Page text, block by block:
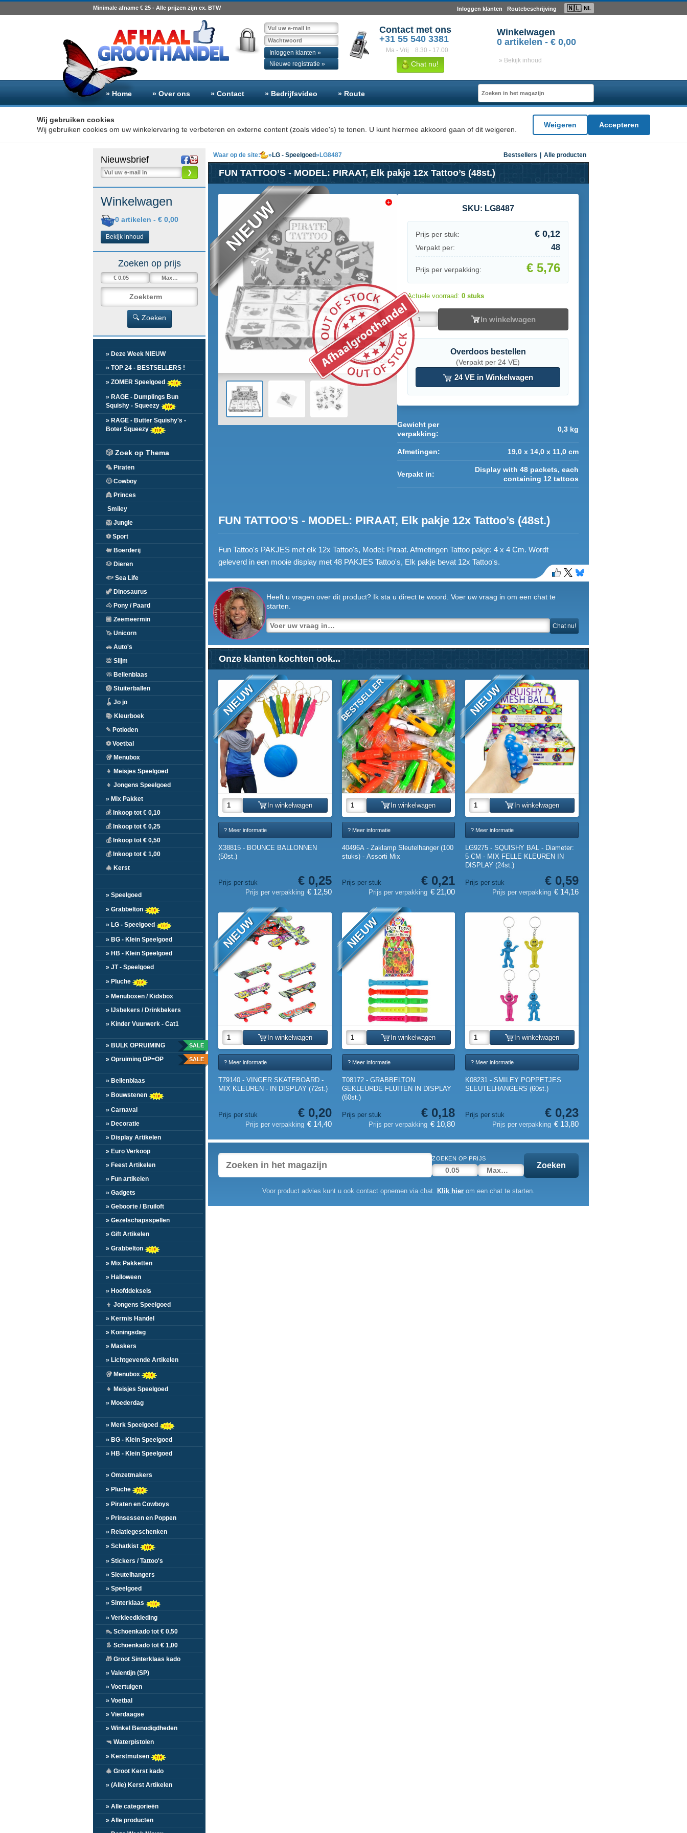
Minimale afname € 25 - Alle prijzen zijn ex. BTW Inloggen klanten Routebeschrijving 🇳🇱 NL
Inloggen klanten »
Nieuwe registratie »
Contact met ons
+31 55 540 3381
Ma - Vrij 8.30 - 17.00
Chat nu!
Winkelwagen
0 artikelen - € 0,00
» Bekijk inhoud
» Home » Over ons » Contact » Bedrijfsvideo » Route
Wij gebruiken cookies
Wij gebruiken cookies om uw winkelervaring te verbeteren en externe content (zoals video's) te tonen. U kunt hiermee akkoord gaan of dit weigeren.
Weigeren Accepteren
Nieuwsbrief
❯
Winkelwagen
0 artikelen - € 0,00
Bekijk inhoud
Zoeken op prijs
🔍 Zoeken
» Deze Week NIEUW
» TOP 24 - BESTSELLERS !
» ZOMER Speelgoed
» RAGE - Dumplings Bun
Squishy - Squeezy
» RAGE - Butter Squishy's -
Boter Squeezy
🎲 Zoek op Thema
🦜 Piraten
🤠Cowboy
👸 Princes
Smiley
🦁 Jungle
⚽Sport
🐖 Boerderij
🐶 Dieren
🐟 Sea Life
🦖 Dinosaurus
🐴 Pony / Paard
🏽 Zeemeermin
🦄 Unicorn
🚗 Auto's
💩 Slijm
🧼 Bellenblaas
🏐 Stuiterballen
🪀 Jo jo
📚 Kleurboek
✎ Potloden
⚽Voetbal
🥡 Menubox
👧 Meisjes Speelgoed
👦 Jongens Speelgoed
» Mix Pakket
💰Inkoop tot € 0,10
💰Inkoop tot € 0,25
💰Inkoop tot € 0,50
💰Inkoop tot € 1,00
🎄 Kerst
» Speelgoed
» Grabbelton
» LG - Speelgoed
» BG - Klein Speelgoed
» HB - Klein Speelgoed
» JT - Speelgoed
» Pluche
» Menuboxen / Kidsbox
» IJsbekers / Drinkbekers
» Kinder Vuurwerk - Cat1
» BULK OPRUIMING SALE
» Opruiming OP=OP SALE
» Bellenblaas
» Bouwstenen
» Carnaval
» Decoratie
» Display Artikelen
» Euro Verkoop
» Feest Artikelen
» Fun artikelen
» Gadgets
» Geboorte / Bruiloft
» Gezelschapsspellen
» Gift Artikelen
» Grabbelton
» Mix Pakketten
» Halloween
» Hoofddeksels
👦 Jongens Speelgoed
» Kermis Handel
» Koningsdag
» Maskers
» Lichtgevende Artikelen
🥡 Menubox
👧 Meisjes Speelgoed
» Moederdag
» Merk Speelgoed
» BG - Klein Speelgoed
» HB - Klein Speelgoed
» Omzetmakers
» Pluche
» Piraten en Cowboys
» Prinsessen en Poppen
» Relatiegeschenken
» Schatkist
» Stickers / Tattoo's
» Sleutelhangers
» Speelgoed
» Sinterklaas
» Verkleedkleding
👠 Schoenkado tot € 0,50
👢 Schoenkado tot € 1,00
🎁 Groot Sinterklaas kado
» Valentijn (SP)
» Voertuigen
» Voetbal
» Vierdaagse
» Winkel Benodigdheden
🔫 Waterpistolen
» Kerstmutsen
🎄 Groot Kerst kado
» (Alle) Kerst Artikelen
» Alle categorieën
» Alle producten
Waar op de site: » LG - Speelgoed» LG8487 Bestsellers Alle producten
FUN TATTOO’S - MODEL: PIRAAT, Elk pakje 12x Tattoo’s (48st.)
NIEUW
Download Zip
SKU: LG8487
Prijs per stuk: € 0,12
Verpakt per: 48
Prijs per verpakking: € 5,76
Actuele voorraad: 0 stuks
In winkelwagen
Overdoos bestellen
(Verpakt per 24 VE)
24 VE in Winkelwagen
Gewicht per
verpakking:
0,3 kg
Afmetingen: 19,0 x 14,0 x 11,0 cm
Verpakt in:
Display with 48 packets, each
containing 12 tattoos
FUN TATTOO’S - MODEL: PIRAAT, Elk pakje 12x Tattoo’s (48st.)
Fun Tattoo's PAKJES met elk 12x Tattoo's, Model: Piraat. Afmetingen Tattoo pakje: 4 x 4 Cm. Wordt
geleverd in een mooie display met 48 PAKJES Tattoo's, Elk pakje bevat 12x Tattoo's.
Heeft u vragen over dit product? Ik sta u direct te woord. Voer uw vraag in om een chat te
starten.
Chat nu!
Onze klanten kochten ook...
NIEUW
In winkelwagen
? Meer informatie
X38815 - BOUNCE BALLONNEN
(50st.)
Prijs per stuk € 0,25
Prijs per verpakking € 12,50
BESTSELLER
In winkelwagen
? Meer informatie
40496A - Zaklamp Sleutelhanger (100
stuks) - Assorti Mix
Prijs per stuk € 0,21
Prijs per verpakking € 21,00
NIEUW
In winkelwagen
? Meer informatie
LG9275 - SQUISHY BAL - Diameter:
5 CM - MIX FELLE KLEUREN IN
DISPLAY (24st.)
Prijs per stuk € 0,59
Prijs per verpakking € 14,16
NIEUW
In winkelwagen
? Meer informatie
T79140 - VINGER SKATEBOARD -
MIX KLEUREN - IN DISPLAY (72st.)
Prijs per stuk € 0,20
Prijs per verpakking € 14,40
NIEUW
In winkelwagen
? Meer informatie
T08172 - GRABBELTON
GEKLEURDE FLUITEN IN DISPLAY
(60st.)
Prijs per stuk € 0,18
Prijs per verpakking € 10,80
In winkelwagen
? Meer informatie
K08231 - SMILEY POPPETJES
SLEUTELHANGERS (60st.)
Prijs per stuk € 0,23
Prijs per verpakking € 13,80
ZOEKEN OP PRIJS
Zoeken
Voor product advies kunt u ook contact opnemen via chat. Klik hier om een chat te starten.